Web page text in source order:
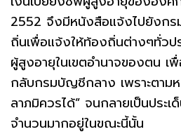
2552 จึงมีหนังสือแจ้งไปยังก
ถิ่นเพื่อแจ้งให้ท้องถิ่นต่างๆทั่วป
ผู้สูงอายุในเขตอำนาจของตน
กลับกรมบัญชีกลาง เพราะตาม
ลาภมิควรได้” จนกลายเป็นประ
จำนวนมากอยู่ในขณะนี้นั้น